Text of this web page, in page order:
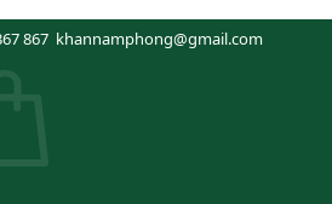
867 khannamphong@gmail.com